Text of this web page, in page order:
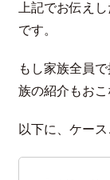
上記でお伝え
です。
もし家族全員
族の紹介もおこ
以下に、ケー